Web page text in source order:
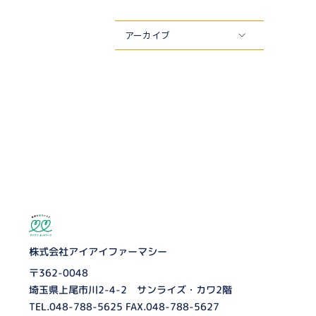
アーカイブ
株式会社アイアイファーマシー
〒362-0048
埼玉県上尾市川2-4-2 サンライズ・カワ2階
TEL.048-788-5625 FAX.048-788-5627